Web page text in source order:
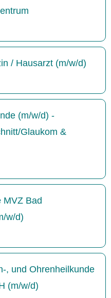
/ Hausarzt (m/w/d)
(m/w/d) -
Glaukom &
MVZ Bad
w/d)
, und Ohrenheilkunde
(m/w/d)